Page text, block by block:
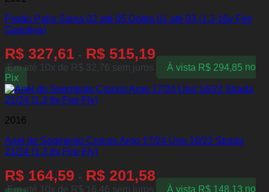
Pistão Palio Siena 02 até 05 Doblo 01 até 03 (1.3 16v Fire
Gasolina)
R$ 327,61 - R$ 515,19
Em até 10x de R$ 32,76 sem juros À vista R$294,85 no
Pix
2016
Anel de Segmento Cronos Argo 17/24 Uno 16/22 Strada
21/24 (1.3 8v Fire Fly)
R$ 164,59 - R$ 201,58
Em até 10x de R$ 16,46 sem juros À vista R$148,13 no